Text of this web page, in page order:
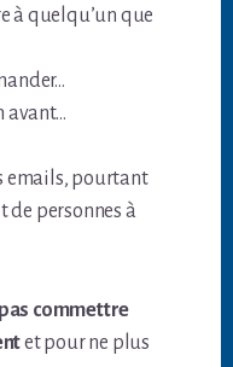
à quelqu’un que
avant…
emails, pourtant
personnes à
commettre
et pour ne plus